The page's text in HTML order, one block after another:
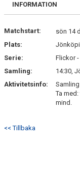
MATCHER
KONTAKT
INFORMATION
Matchstart:
sön 14
Plats:
Serie:
Flickor
Samling:
14:30,
Aktivitetsinfo:
Ta
mind.
<< Tillbaka